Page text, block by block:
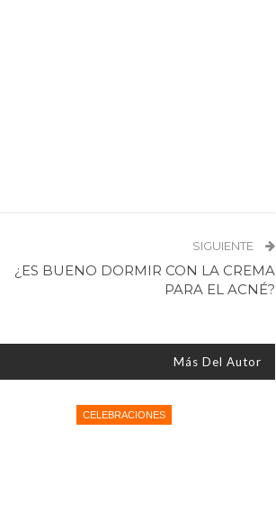
SIGUIENTE
¿ES BUENO DORMIR CON LA CREMA
PARA EL ACNÉ?
Más Del Autor
CELEBRACIONES